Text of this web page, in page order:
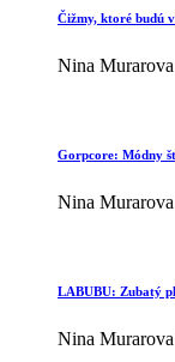
Čižmy, ktoré budú
Nina Murarova
Gorpcore: Módny
Nina Murarova
LABUBU: Zubatý
Nina Murarova